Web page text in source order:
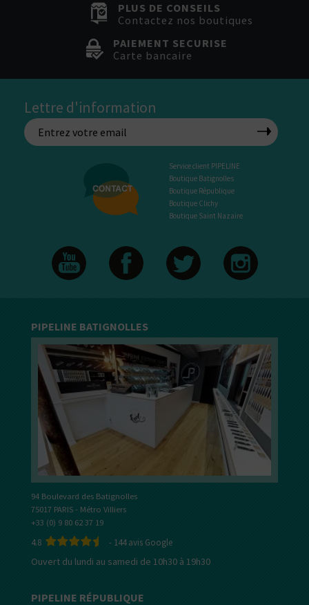
PLUS DE CONSEILS
Contactez nos boutiques
PAIEMENT SECURISE
Carte bancaire
Lettre d'information
Service client PIPELINE
Boutique Batignolles
Boutique République
Boutique Clichy
Boutique Saint Nazaire
PIPELINE BATIGNOLLES
94 Boulevard des Batignolles
75017 PARIS - Métro Villiers
+33 (0) 9 80 62 37 19
4.8 - 144avis Google
Ouvert du lundi au samedi de 10h30 à 19h30
PIPELINE RÉPUBLIQUE